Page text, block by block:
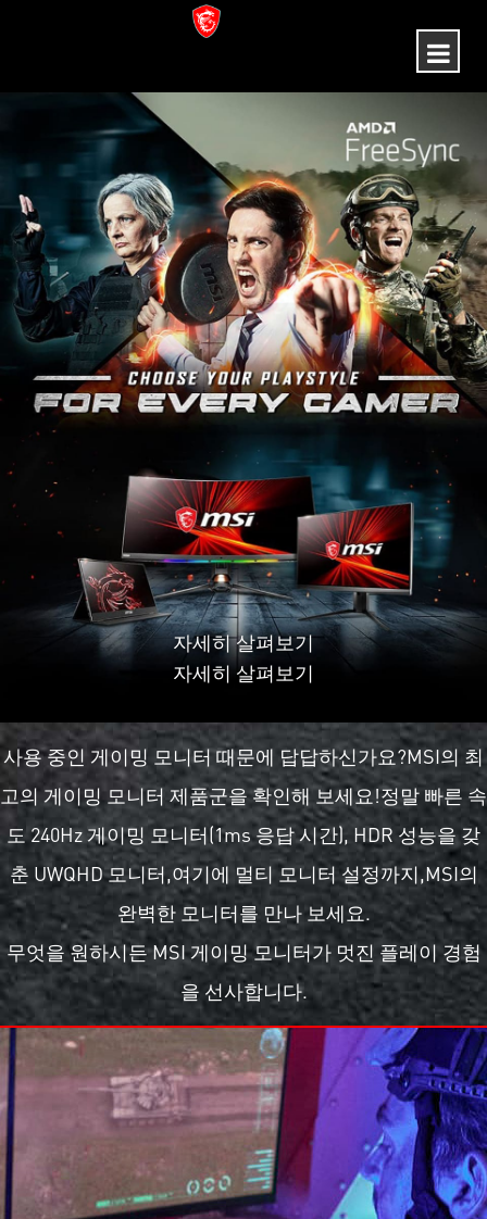
자세히 살펴보기
자세히 살펴보기
사용 중인 게이밍 모니터 때문에 답답하신가요?MSI의 최
고의 게이밍 모니터 제품군을 확인해 보세요!정말 빠른 속
도 240Hz 게이밍 모니터(1ms 응답 시간), HDR 성능을 갖
춘 UWQHD 모니터,여기에 멀티 모니터 설정까지,MSI의
완벽한 모니터를 만나 보세요.
무엇을 원하시든 MSI 게이밍 모니터가 멋진 플레이 경험
을 선사합니다.